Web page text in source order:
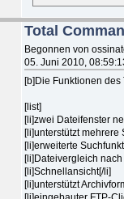
Total
Begonnen von
05. Juni 2010,
[b]Die Funktionen des
[list]
[li]zwei Dateifenster
[li]unterstützt mehrere
[li]erweiterte
[li]Dateivergleich
[li]Schnellansicht[/li]
[li]unterstützt